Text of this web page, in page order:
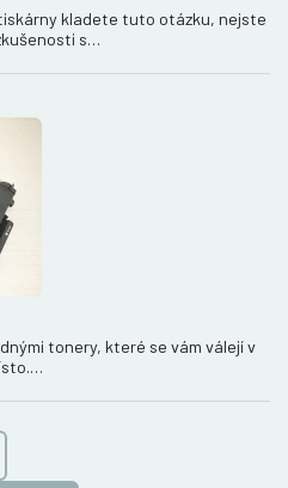
kladete tuto otázku, nejste
s…
tonery, které se vám válejí v